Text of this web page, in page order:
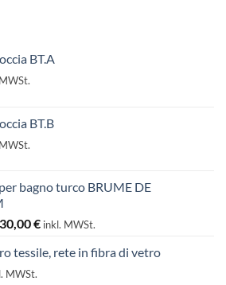
BT.A
BT.B
bagno turco BRUME DE
€Fascia
prezzo:
inkl. MWSt.
tessile, rete in fibra di vetro
MWSt.